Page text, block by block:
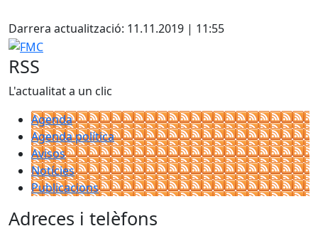
Darrera actualització: 11.11.2019 | 11:55
FMC
RSS
L'actualitat a un clic
Agenda
Agenda política
Avisos
Notícies
Publicacions
Adreces i telèfons